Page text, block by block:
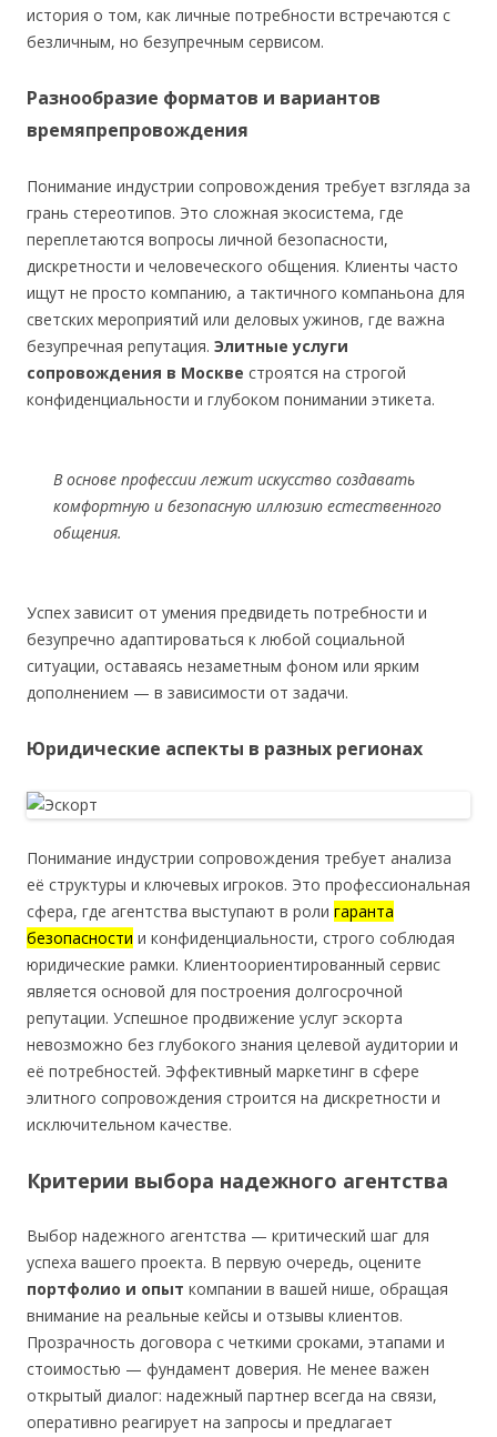
история о том, как личные потребности встречаются с
безличным, но безупречным сервисом.
Разнообразие форматов и вариантов
времяпрепровождения
Понимание индустрии сопровождения требует взгляда за
грань стереотипов. Это сложная экосистема, где
переплетаются вопросы личной безопасности,
дискретности и человеческого общения. Клиенты часто
ищут не просто компанию, а тактичного компаньона для
светских мероприятий или деловых ужинов, где важна
безупречная репутация. Элитные услуги
сопровождения в Москве строятся на строгой
конфиденциальности и глубоком понимании этикета.
В основе профессии лежит искусство создавать
комфортную и безопасную иллюзию естественного
общения.
Успех зависит от умения предвидеть потребности и
безупречно адаптироваться к любой социальной
ситуации, оставаясь незаметным фоном или ярким
дополнением — в зависимости от задачи.
Юридические аспекты в разных регионах
Понимание индустрии сопровождения требует анализа
её структуры и ключевых игроков. Это профессиональная
сфера, где агентства выступают в роли гаранта
безопасности и конфиденциальности, строго соблюдая
юридические рамки. Клиентоориентированный сервис
является основой для построения долгосрочной
репутации. Успешное продвижение услуг эскорта
невозможно без глубокого знания целевой аудитории и
её потребностей. Эффективный маркетинг в сфере
элитного сопровождения строится на дискретности и
исключительном качестве.
Критерии выбора надежного агентства
Выбор надежного агентства — критический шаг для
успеха вашего проекта. В первую очередь, оцените
портфолио и опыт компании в вашей нише, обращая
внимание на реальные кейсы и отзывы клиентов.
Прозрачность договора с четкими сроками, этапами и
стоимостью — фундамент доверия. Не менее важен
открытый диалог: надежный партнер всегда на связи,
оперативно реагирует на запросы и предлагает